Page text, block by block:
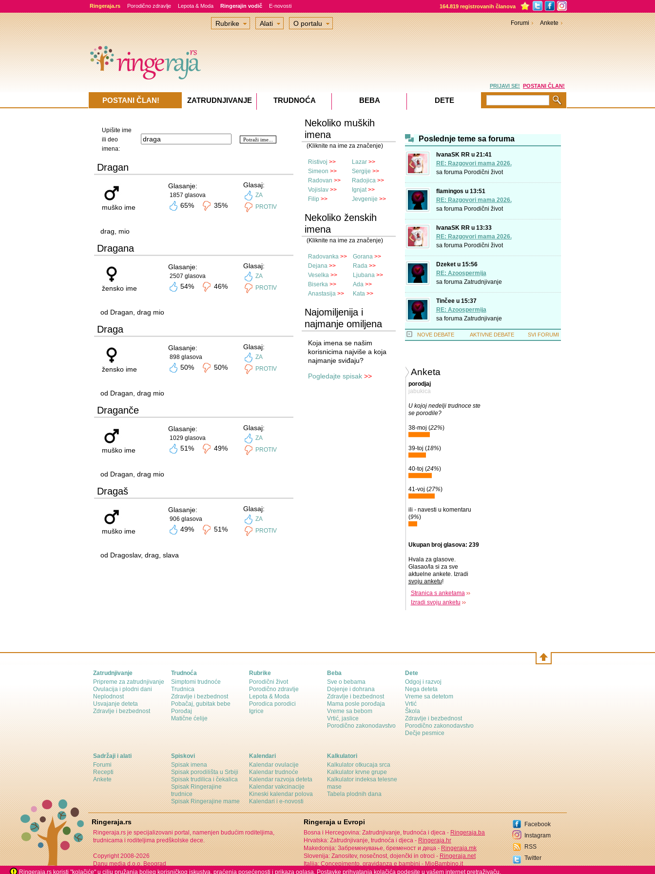
Ringeraja.rs Porodično zdravlje Lepota & Moda Ringerajin vodič E-novosti 164.819 registrovanih članova
Ringeraja.rs koristi "kolačiće" u cilju pružanja boljeg korisničkog iskustva, praćenja posećenosti i prikaza oglasa. Postavke prihvatanja kolačića podesite u vašem internet pretraživaču.
Upišite ime
ili deo
imena:
Dragan
muško ime
Glasanje:
1857 glasova
65% 35%
Glasaj:
ZA
PROTIV
drag, mio
Dragana
žensko ime
Glasanje:
2507 glasova
54% 46%
Glasaj:
ZA
PROTIV
od Dragan, drag mio
Draga
žensko ime
Glasanje:
898 glasova
50% 50%
Glasaj:
ZA
PROTIV
od Dragan, drag mio
Draganče
muško ime
Glasanje:
1029 glasova
51% 49%
Glasaj:
ZA
PROTIV
od Dragan, drag mio
Dragaš
muško ime
Glasanje:
906 glasova
49% 51%
Glasaj:
ZA
PROTIV
od Dragoslav, drag, slava
Nekoliko muških
imena
(Kliknite na ime za značenje)
Ristivoj >> Lazar >>
Simeon >> Sergije >>
Radovan >> Radojica >>
Vojislav >> Ignjat >>
Filip >> Jevgenije >>
Nekoliko ženskih
imena
(Kliknite na ime za značenje)
Radovanka >> Gorana >>
Dejana >> Rada >>
Veselka >> Ljubana >>
Biserka >> Ada >>
Anastasija >> Kata >>
Najomiljenija i
najmanje omiljena
Koja imena se našim
korisnicima najviše a koja
najmanje sviđaju?
Pogledajte spisak >>
Poslednje teme sa foruma
IvanaSK RR u 21:41
RE: Razgovori mama 2026.
sa foruma Porodični život
flamingos u 13:51
RE: Razgovori mama 2026.
sa foruma Porodični život
IvanaSK RR u 13:33
RE: Razgovori mama 2026.
sa foruma Porodični život
Dzeket u 15:56
RE: Azoospermija
sa foruma Zatrudnjivanje
Tinčee u 15:37
RE: Azoospermija
sa foruma Zatrudnjivanje
NOVE DEBATE AKTIVNE DEBATE SVI FORUMI
Anketa
porodjaj
jabukica
U kojoj nedelji trudnoce ste
se porodile?
38-moj (22%)
39-toj (18%)
40-toj (24%)
41-voj (27%)
ili - navesti u komentaru
(9%)
Ukupan broj glasova: 239
Hvala za glasove.
Glasao/la si za sve
aktuelne ankete. Izradi
svoju anketu!
Stranica s anketama
Izradi svoju anketu
Rubrike Alati O portalu Forumi Ankete
PRIJAVI SE! POSTANI ČLAN!
POSTANI ČLAN! ZATRUDNJIVANJE TRUDNOĆA BEBA DETE
Zatrudnjivanje
Pripreme za zatrudnjivanje
Ovulacija i plodni dani
Neplodnost
Usvajanje deteta
Zdravlje i bezbednost
Trudnoća
Simptomi trudnoće
Trudnica
Zdravlje i bezbednost
Pobačaj, gubitak bebe
Porođaj
Matične ćelije
Rubrike
Porodični život
Porodično zdravlje
Lepota & Moda
Porodica porodici
Igrice
Beba
Sve o bebama
Dojenje i dohrana
Zdravlje i bezbednost
Mama posle porođaja
Vreme sa bebom
Vrtić, jaslice
Porodično zakonodavstvo
Dete
Odgoj i razvoj
Nega deteta
Vreme sa detetom
Vrtić
Škola
Zdravlje i bezbednost
Porodično zakonodavstvo
Dečje pesmice
Sadržaji i alati
Forumi
Recepti
Ankete
Spiskovi
Spisak imena
Spisak porodilišta u Srbiji
Spisak trudilica i čekalica
Spisak Ringerajine
trudnice
Spisak Ringerajine mame
Kalendari
Kalendar ovulacije
Kalendar trudnoće
Kalendar razvoja deteta
Kalendar vakcinacije
Kineski kalendar polova
Kalendari i e-novosti
Kalkulatori
Kalkulator otkucaja srca
Kalkulator krvne grupe
Kalkulator indeksa telesne
mase
Tabela plodnih dana
Ringeraja.rs
Ringeraja.rs je specijalizovani portal, namenjen budućim roditeljima,
trudnicama i roditeljima predškolske dece.
Copyright 2008-2026
Danu media d.o.o. Beograd
Ringeraja u Evropi
Bosna i Hercegovina: Zatrudnjivanje, trudnoća i djeca -Ringeraja.ba
Hrvatska: Zatrudnjivanje, trudnoća i djeca -Ringeraja.hr
Makedonija: Забременување, бременост и деца -Ringeraja.mk
Slovenija: Zanositev, nosečnost, dojenčki in otroci -Ringeraja.net
Italija: Concepimento, gravidanza e bambini -MioBambino.it
Facebook
Instagram
RSS
Twitter